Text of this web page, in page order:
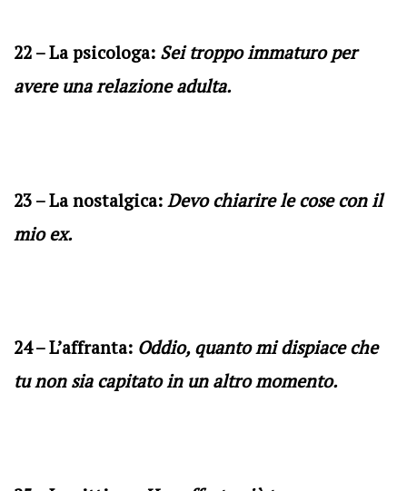
22 – La psicologa: Sei troppo immaturo per
avere una relazione adulta.
23 – La nostalgica:Devo chiarire le cose con il
mio ex.
24 – L’affranta: Oddio, quanto mi dispiace che
tu non sia capitato in un altro momento.